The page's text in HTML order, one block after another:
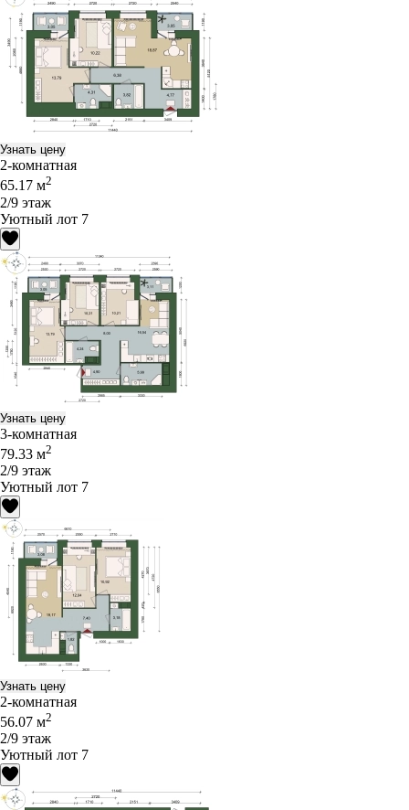
Узнать цену
2-комнатная
65.17 м2
2/9 этаж
Уютный лот 7
Узнать цену
3-комнатная
79.33 м2
2/9 этаж
Уютный лот 7
Узнать цену
2-комнатная
56.07 м2
2/9 этаж
Уютный лот 7